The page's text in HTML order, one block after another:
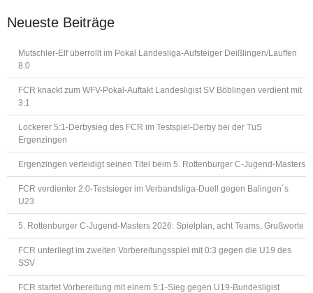
Neueste Beiträge
Mutschler-Elf überrollt im Pokal Landesliga-Aufsteiger Deißlingen/Lauffen
8:0
FCR knackt zum WFV-Pokal-Auftakt Landesligist SV Böblingen verdient mit
3:1
Lockerer 5:1-Derbysieg des FCR im Testspiel-Derby bei der TuS
Ergenzingen
Ergenzingen verteidigt seinen Titel beim 5. Rottenburger C-Jugend-Masters
FCR verdienter 2:0-Testsieger im Verbandsliga-Duell gegen Balingen´s
U23
5. Rottenburger C-Jugend-Masters 2026: Spielplan, acht Teams, Grußworte
FCR unterliegt im zweiten Vorbereitungsspiel mit 0:3 gegen die U19 des
SSV
FCR startet Vorbereitung mit einem 5:1-Sieg gegen U19-Bundesligist